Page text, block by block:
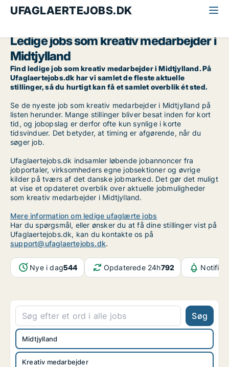
UFAGLAERTEJOBS.DK
Ledige jobs som kreativ medarbejder i
Midtjylland
Find ledige job som kreativ medarbejder i Midtjylland. På
Ufaglaertejobs.dk har vi samlet de fleste aktuelle
stillinger, så du hurtigt kan få et samlet overblik ét sted.
Se de nyeste job som kreativ medarbejder i Midtjylland på
listen herunder. Mange stillinger bliver besat inden for kort
tid, og jobopslag er derfor ofte kun synlige i korte
tidsvinduer. Det betyder, at timing er afgørende, når du
søger job.
Ufaglaertejobs.dk indsamler løbende jobannoncer fra
jobportaler, virksomheders egne jobsektioner og øvrige
kilder på tværs af det danske jobmarked. Det gør det muligt
at vise et opdateret overblik over aktuelle jobmuligheder
som kreativ medarbejder i Midtjylland.
Mere information om ledige ufaglærte jobs
Har du spørgsmål, eller ønsker du at få dine stillinger vist på
Ufaglaertejobs.dk, kan du kontakte os på
support@ufaglaertejobs.dk.
Nye i dag544 Opdaterede 24h792
Søg
Kreativ medarbejder
Midtjylland